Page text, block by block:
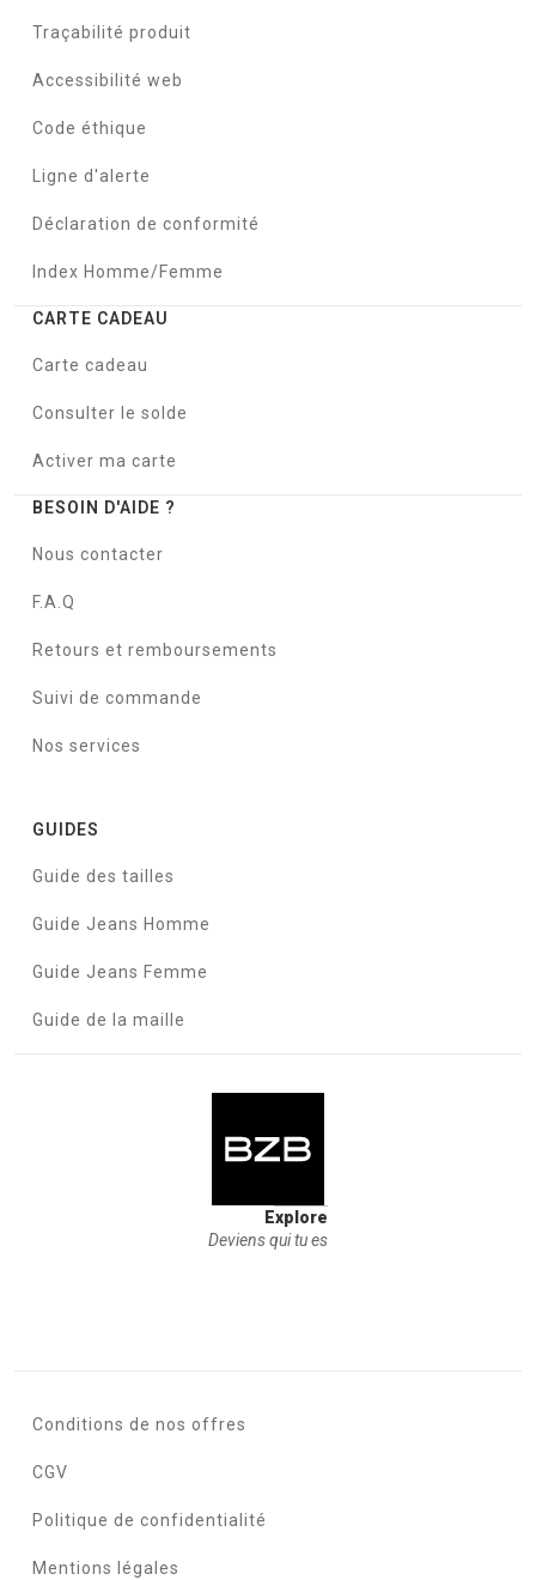
Traçabilité produit
Accessibilité web
Code éthique
Ligne d'alerte
Déclaration de conformité
Index Homme/Femme
CARTE CADEAU
Carte cadeau
Consulter le solde
Activer ma carte
BESOIN D'AIDE ?
Nous contacter
F.A.Q
Retours et remboursements
Suivi de commande
Nos services
GUIDES
Guide des tailles
Guide Jeans Homme
Guide Jeans Femme
Guide de la maille
Explore
Deviens qui tu es
Conditions de nos offres
CGV
Politique de confidentialité
Mentions légales